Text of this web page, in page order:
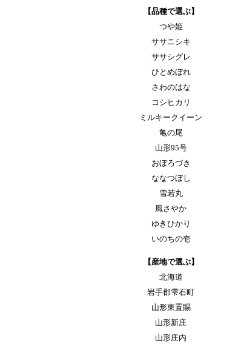
【品種で選ぶ】
つや姫
ササニシキ
ササシグレ
ひとめぼれ
さわのはな
コシヒカリ
ミルキークイーン
亀の尾
山形95号
おぼろづき
ななつぼし
雪若丸
風さやか
ゆきひかり
いのちの壱
【産地で選ぶ】
北海道
岩手郡雫石町
山形東置賜
山形新庄
山形庄内